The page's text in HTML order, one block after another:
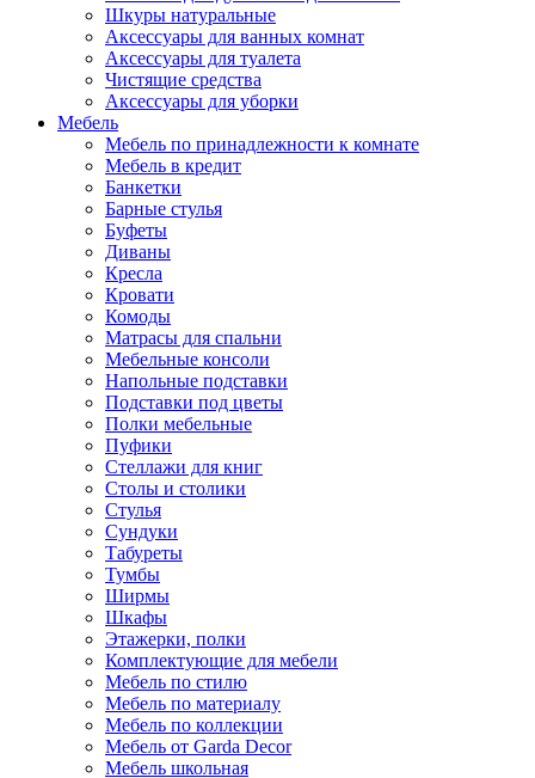
Шкуры натуральные
Аксессуары для ванных комнат
Аксессуары для туалета
Чистящие средства
Аксессуары для уборки
Мебель
Мебель по принадлежности к комнате
Мебель в кредит
Банкетки
Барные стулья
Буфеты
Диваны
Кресла
Кровати
Комоды
Матрасы для спальни
Мебельные консоли
Напольные подставки
Подставки под цветы
Полки мебельные
Пуфики
Стеллажи для книг
Столы и столики
Стулья
Сундуки
Табуреты
Тумбы
Ширмы
Шкафы
Этажерки, полки
Комплектующие для мебели
Мебель по стилю
Мебель по материалу
Мебель по коллекции
Мебель от Garda Decor
Мебель школьная